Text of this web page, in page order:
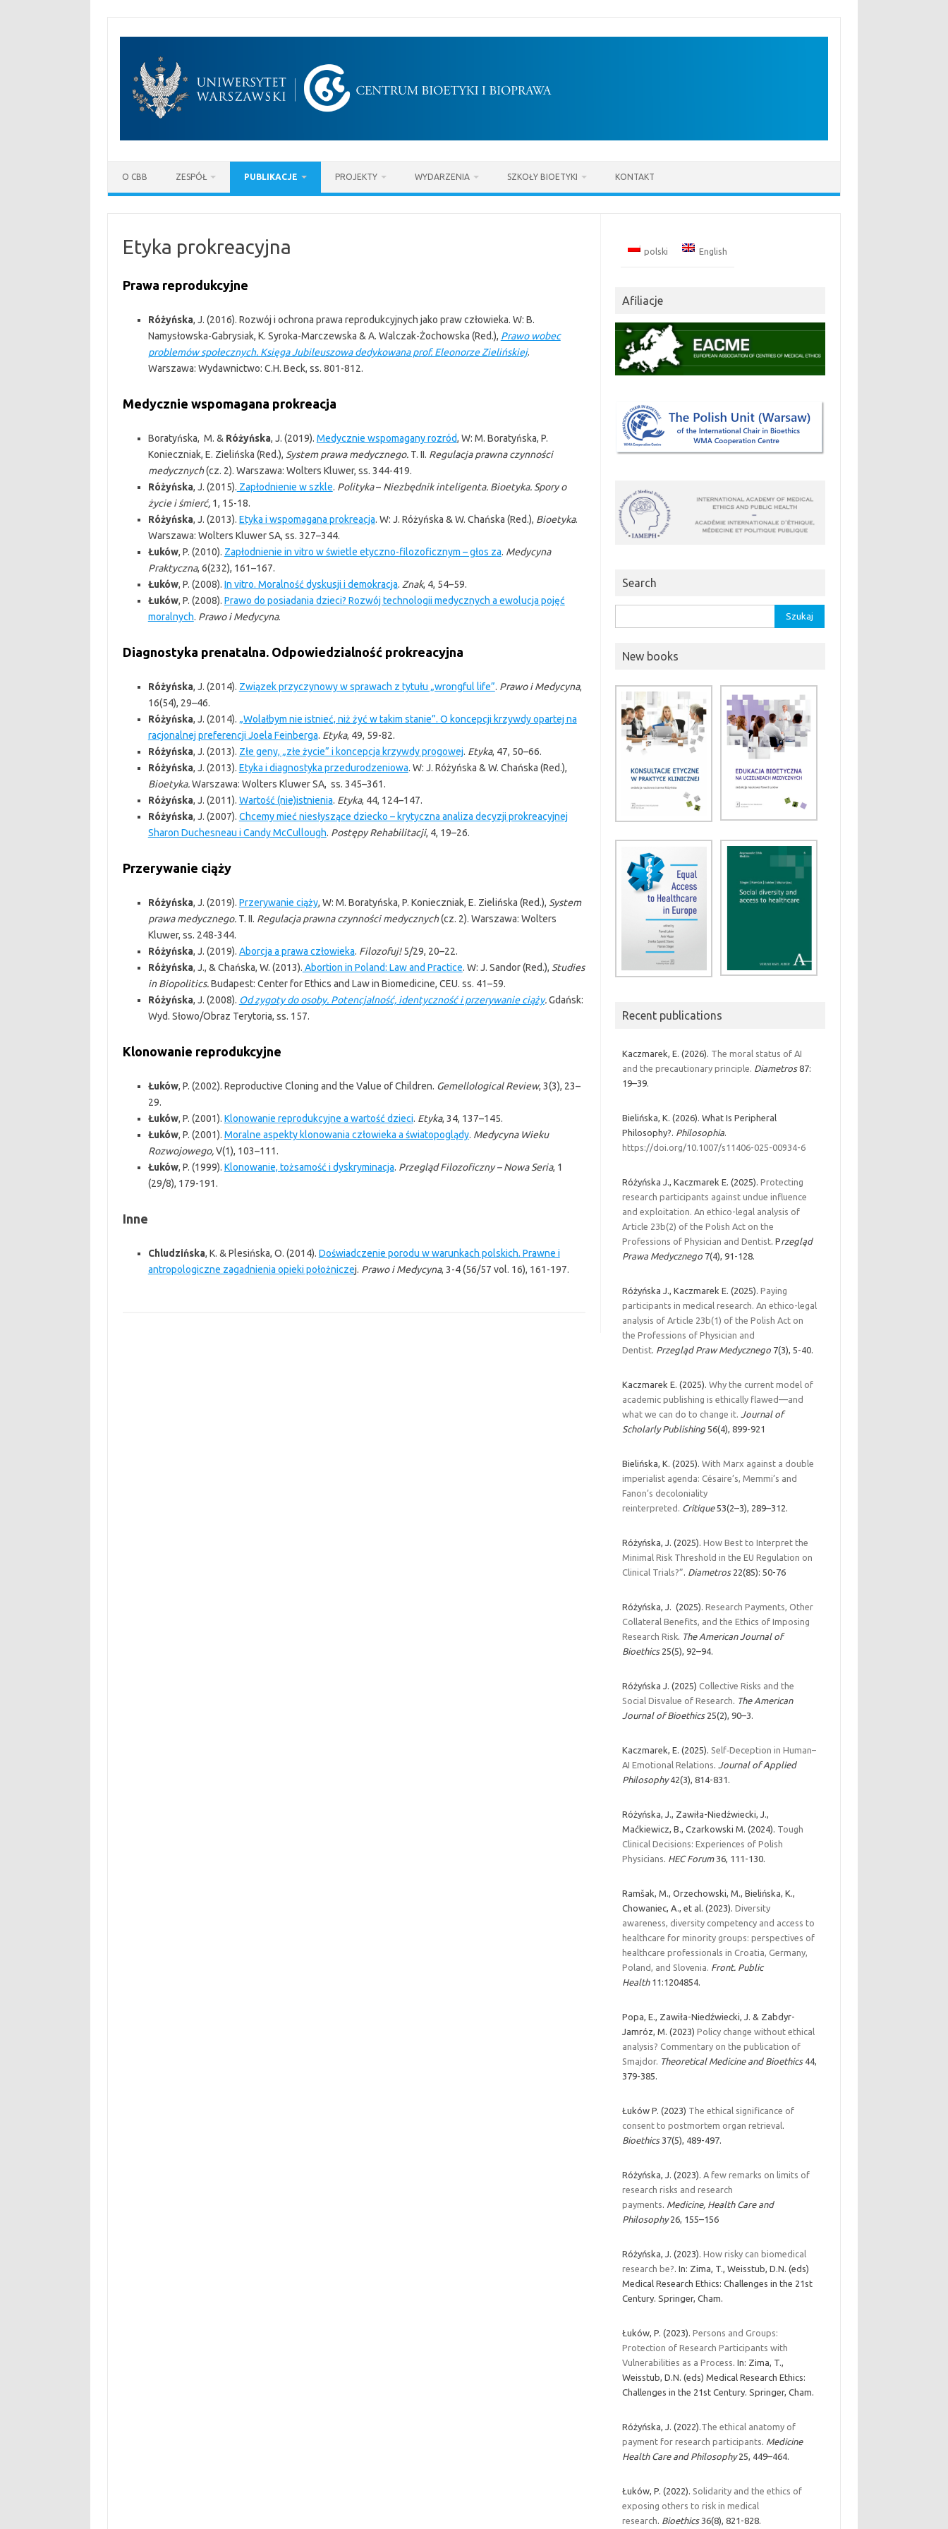
O CBB ZESPÓŁ PUBLIKACJE PROJEKTY WYDARZENIA SZKOŁY BIOETYKI KONTAKT
Etyka prokreacyjna
Prawa reprodukcyjne
Różyńska, J. (2016). Rozwój i ochrona prawa reprodukcyjnych jako praw człowieka. W: B.
Namysłowska-Gabrysiak, K. Syroka-Marczewska & A. Walczak-Żochowska (Red.), Prawo wobec
problemów społecznych. Księga Jubileuszowa dedykowana prof. Eleonorze Zielińskiej.
Warszawa: Wydawnictwo: C.H. Beck, ss. 801-812.
Medycznie wspomagana prokreacja
Boratyńska, M. & Różyńska, J. (2019). Medycznie wspomagany rozród, W: M. Boratyńska, P.
Konieczniak, E. Zielińska (Red.), System prawa medycznego. T. II. Regulacja prawna czynności
medycznych(cz. 2). Warszawa: Wolters Kluwer, ss. 344-419.
Różyńska, J. (2015). Zapłodnienie w szkle. Polityka– Niezbędnik inteligenta. Bioetyka. Spory o
życie i śmierć, 1, 15-18.
Różyńska, J. (2013). Etyka i wspomagana prokreacja. W: J. Różyńska & W. Chańska (Red.), Bioetyka.
Warszawa: Wolters Kluwer SA, ss. 327–344.
Łuków, P. (2010). Zapłodnienie in vitro w świetle etyczno-filozoficznym – głos za. Medycyna
Praktyczna, 6(232), 161–167.
Łuków, P. (2008). In vitro. Moralność dyskusji i demokracja. Znak, 4, 54–59.
Łuków, P. (2008). Prawo do posiadania dzieci? Rozwój technologii medycznych a ewolucja pojęć
moralnych. Prawo i Medycyna.
Diagnostyka prenatalna. Odpowiedzialność prokreacyjna
Różyńska, J. (2014). Związek przyczynowy w sprawach z tytułu „wrongful life”. Prawo i Medycyna,
16(54), 29–46.
Różyńska, J. (2014). „Wolałbym nie istnieć, niż żyć w takim stanie”. O koncepcji krzywdy opartej na
racjonalnej preferencji Joela Feinberga. Etyka, 49, 59-82.
Różyńska, J. (2013). Złe geny, „złe życie” i koncepcja krzywdy progowej. Etyka, 47, 50–66.
Różyńska, J. (2013). Etyka i diagnostyka przedurodzeniowa. W: J. Różyńska & W. Chańska (Red.),
Bioetyka.Warszawa: Wolters Kluwer SA, ss. 345–361.
Różyńska, J. (2011). Wartość (nie)istnienia. Etyka, 44, 124–147.
Różyńska, J. (2007). Chcemy mieć niesłyszące dziecko – krytyczna analiza decyzji prokreacyjnej
Sharon Duchesneau i Candy McCullough. Postępy Rehabilitacji, 4, 19–26.
Przerywanie ciąży
Różyńska, J. (2019). Przerywanie ciąży, W: M. Boratyńska, P. Konieczniak, E. Zielińska (Red.), System
prawa medycznego. T. II. Regulacja prawna czynności medycznych(cz. 2). Warszawa: Wolters
Kluwer, ss. 248-344.
Różyńska, J. (2019). Aborcja a prawa człowieka. Filozofuj!5/29, 20–22.
Różyńska, J., & Chańska, W. (2013). Abortion in Poland: Law and Practice. W: J. Sandor (Red.), Studies
in Biopolitics.Budapest: Center for Ethics and Law in Biomedicine, CEU. ss. 41–59.
Różyńska, J. (2008). Od zygoty do osoby. Potencjalność, identyczność i przerywanie ciąży.Gdańsk:
Wyd. Słowo/Obraz Terytoria, ss. 157.
Klonowanie reprodukcyjne
Łuków, P. (2002). Reproductive Cloning and the Value of Children. Gemellological Review, 3(3), 23–
29.
Łuków, P. (2001). Klonowanie reprodukcyjne a wartość dzieci. Etyka, 34, 137–145.
Łuków, P. (2001). Moralne aspekty klonowania człowieka a światopoglądy. Medycyna Wieku
Rozwojowego,V(1), 103–111.
Łuków, P. (1999). Klonowanie, tożsamość i dyskryminacja. Przegląd Filozoficzny – Nowa Seria, 1
(29/8), 179-191.
Inne
Chludzińska, K. & Plesińska, O. (2014). Doświadczenie porodu w warunkach polskich. Prawne i
antropologiczne zagadnienia opieki położniczej. Prawo i Medycyna, 3-4 (56/57 vol. 16), 161-197.
polski English
Afiliacje
Search
New books
Recent publications
Kaczmarek, E. (2026). The moral status of AI
and the precautionary principle. Diametros87:
19–39.
Bielińska, K. (2026). What Is Peripheral
Philosophy?. Philosophia.
https://doi.org/10.1007/s11406-025-00934-6
Różyńska J., Kaczmarek E. (2025).Protecting
research participants against undue influence
and exploitation. An ethico-legal analysis of
Article 23b(2) of the Polish Act on the
Professions of Physician and Dentist. Przegląd
Prawa Medycznego 7(4), 91-128.
Różyńska J., Kaczmarek E. (2025).Paying
participants in medical research. An ethico-legal
analysis of Article 23b(1) of the Polish Act on
the Professions of Physician and
Dentist. Przegląd Praw Medycznego 7(3), 5-40.
Kaczmarek E. (2025).Why the current model of
academic publishing is ethically flawed—and
what we can do to change it. Journal of
Scholarly Publishing 56(4),899-921
Bielińska, K. (2025).With Marx against a double
imperialist agenda: Césaire’s, Memmi’s and
Fanon’s decoloniality
reinterpreted. Critique53(2–3), 289–312.
Różyńska, J. (2025).How Best to Interpret the
Minimal Risk Threshold in the EU Regulation on
Clinical Trials?”. Diametros 22(85): 50-76
Różyńska, J. (2025).Research Payments, Other
Collateral Benefits, and the Ethics of Imposing
Research Risk. The American Journal of
Bioethics25(5), 92–94.
Różyńska J. (2025)Collective Risks and the
Social Disvalue of Research. The American
Journal of Bioethics25(2), 90–3.
Kaczmarek, E. (2025). Self‐Deception in Human–
AI Emotional Relations. Journal of Applied
Philosophy42(3), 814-831.
Różyńska, J., Zawiła-Niedźwiecki, J.,
Maćkiewicz, B., Czarkowski M. (2024). Tough
Clinical Decisions: Experiences of Polish
Physicians. HEC Forum36, 111-130.
Ramšak, M., Orzechowski, M., Bielińska, K.,
Chowaniec, A., et al. (2023).Diversity
awareness, diversity competency and access to
healthcare for minority groups: perspectives of
healthcare professionals in Croatia, Germany,
Poland, and Slovenia. Front. Public
Health11:1204854.
Popa, E., Zawiła-Niedźwiecki, J. & Zabdyr-
Jamróz, M. (2023)Policy change without ethical
analysis? Commentary on the publication of
Smajdor. Theoretical Medicine and Bioethics44,
379-385.
Łuków P. (2023) The ethical significance of
consent to postmortem organ retrieval.
Bioethics 37(5), 489-497.
Różyńska, J. (2023).A few remarks on limits of
research risks and research
payments. Medicine, Health Care and
Philosophy26, 155–156
Różyńska, J. (2023).How risky can biomedical
research be?. In: Zima, T., Weisstub, D.N. (eds)
Medical Research Ethics: Challenges in the 21st
Century. Springer, Cham.
Łuków, P. (2023).Persons and Groups:
Protection of Research Participants with
Vulnerabilities as a Process. In: Zima, T.,
Weisstub, D.N. (eds) Medical Research Ethics:
Challenges in the 21st Century. Springer, Cham.
Różyńska, J. (2022).The ethical anatomy of
payment for research participants. Medicine
Health Care and Philosophy25, 449–464.
Łuków, P. (2022). Solidarity and the ethics of
exposing others to risk in medical
research. Bioethics36(8), 821-828.